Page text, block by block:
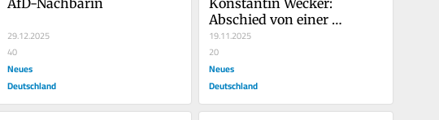
29.12.2025
40
Neues
Deutschland
Abschied von einer
Heldeninszenierung
19.11.2025
20
Neues
Deutschland